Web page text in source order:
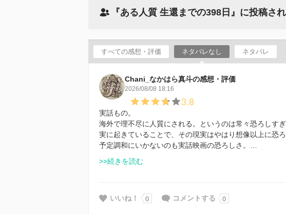
『ある人質 生還までの398日』に投稿さ
すべての感想・評価 ネタバレなし ネタバレ
Chani_なかはら真斗の感想・評価
2026/08/08 18:16
3.8
実話もの。
海外で理不尽に人質にされる。というのは常々恐ろしす
実に起きていることで、その現実はやはり想像以上に恐ろ
予定調和にいかないのも実話映画の恐ろしさ。…
>>続きを読む
いいね！ 0 コメントする 0